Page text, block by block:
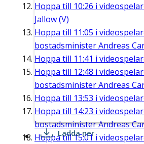
Hoppa till 10:26 i
Jallow (V)
Hoppa till 11:05 i
bostadsminister Andreas
Hoppa till 11:41 i
Hoppa till 12:48 i
bostadsminister Andreas
Hoppa till 13:53 i
Hoppa till 14:23 i
bostadsminister Andreas
Hoppa till15:01 i
Ladda ner